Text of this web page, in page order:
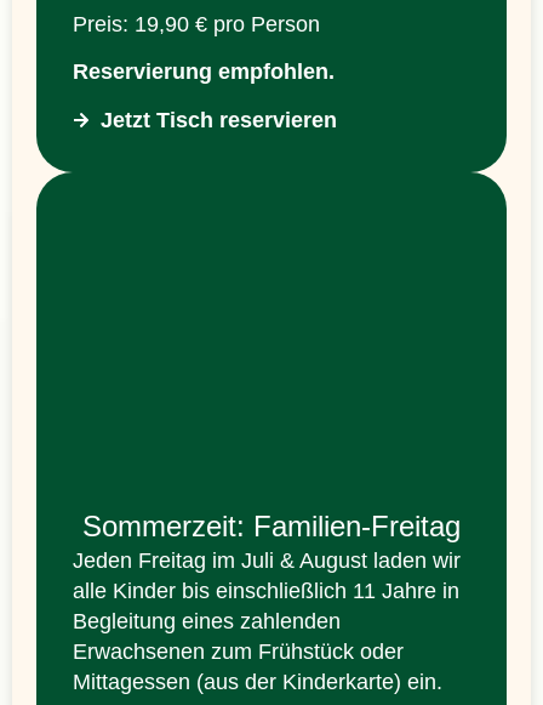
Preis: 19,90 € pro Person
Reservierung empfohlen.
Jetzt Tisch reservieren
Sommerzeit: Familien-Freitag
Jeden Freitag im Juli & August laden wir
alle Kinder bis einschließlich 11 Jahre in
Begleitung eines zahlenden
Erwachsenen zum Frühstück oder
Mittagessen (aus der Kinderkarte) ein.